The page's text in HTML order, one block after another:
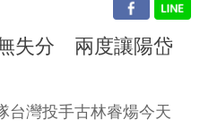
失分 兩度讓陽岱
台灣投手古林睿煬今天